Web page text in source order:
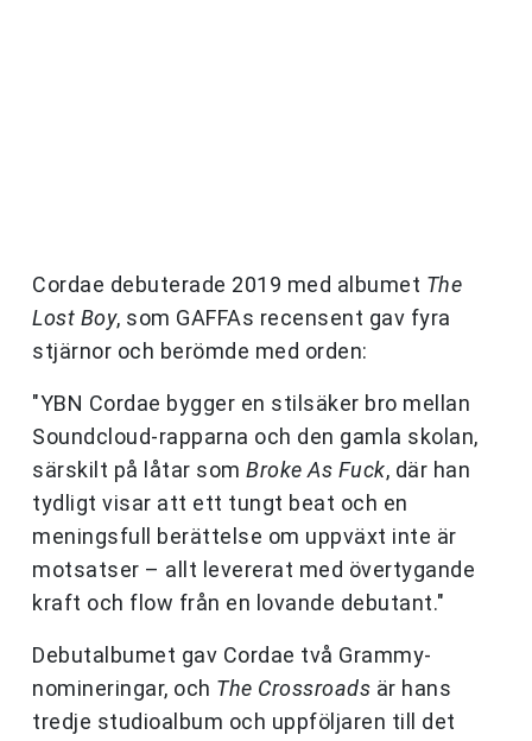
Cordae debuterade 2019 med albumet The
Lost Boy, som GAFFAs recensent gav fyra
stjärnor och berömde med orden:
"YBN Cordae bygger en stilsäker bro mellan
Soundcloud-rapparna och den gamla skolan,
särskilt på låtar som Broke As Fuck, där han
tydligt visar att ett tungt beat och en
meningsfull berättelse om uppväxt inte är
motsatser – allt levererat med övertygande
kraft och flow från en lovande debutant."
Debutalbumet gav Cordae två Grammy-
nomineringar, och The Crossroads är hans
tredje studioalbum och uppföljaren till det